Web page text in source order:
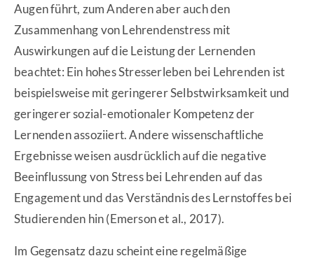
Augen führt, zum Anderen aber auch den
Zusammenhang von Lehrendenstress mit
Auswirkungen auf die Leistung der Lernenden
beachtet: Ein hohes Stresserleben bei Lehrenden ist
beispielsweise mit geringerer Selbstwirksamkeit und
geringerer sozial-emotionaler Kompetenz der
Lernenden assoziiert. Andere wissenschaftliche
Ergebnisse weisen ausdrücklich auf die negative
Beeinflussung von Stress bei Lehrenden auf das
Engagement und das Verständnis des Lernstoffes bei
Studierenden hin (Emerson et al., 2017).
Im Gegensatz dazu scheint eine regelmäßige